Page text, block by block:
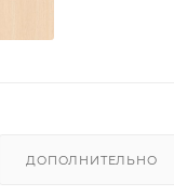
ДОПОЛНИТЕЛЬНО